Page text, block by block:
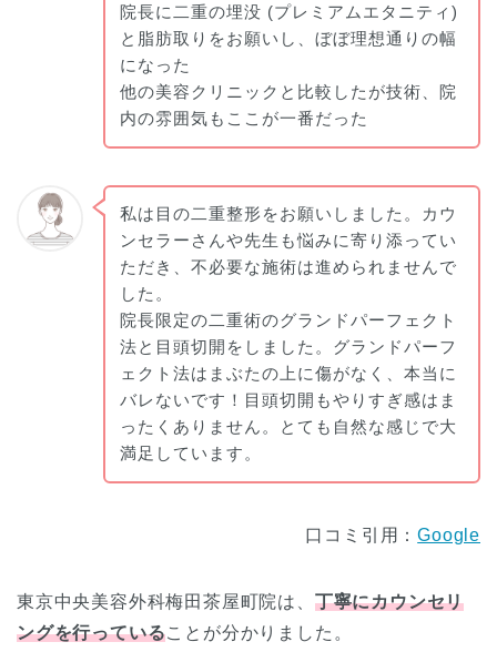
院長に二重の埋没 (プレミアムエタニティ)
と脂肪取りをお願いし、ぼぼ理想通りの幅
になった
他の美容クリニックと比較したが技術、院
内の雰囲気もここが一番だった
私は目の二重整形をお願いしました。カウ
ンセラーさんや先生も悩みに寄り添ってい
ただき、不必要な施術は進められませんで
した。
院長限定の二重術のグランドパーフェクト
法と目頭切開をしました。グランドパーフ
ェクト法はまぶたの上に傷がなく、本当に
バレないです！目頭切開もやりすぎ感はま
ったくありません。とても自然な感じで大
満足しています。
口コミ引用：Google
東京中央美容外科梅田茶屋町院は、 丁寧にカウンセリ
ングを行っていることが分かりました。